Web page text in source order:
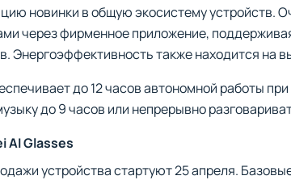
новинки в общую экосистему устройств.
через фирменное приложение,
Энергоэффективность также находится на
до 12 часов автономной работы
до 9 часов или непрерывно
AI Glasses
устройства стартуют 25 апреля.